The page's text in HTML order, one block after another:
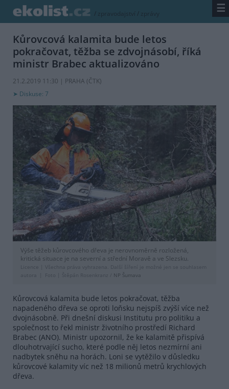
/ zpravodajství / zprávy ☰
Kůrovcová kalamita bude letos
pokračovat, těžba se zdvojnásobí, říká
ministr Brabec aktualizováno
21.2.2019 11:30 | PRAHA (ČTK)
Diskuse: 7
Výše těžeb kůrovcového dřeva je nerovnoměrně rozložená,
kritická situace je na severní a střední Moravě a ve Slezsku.
Licence |
Všechna práva vyhrazena. Další šíření je možné jen se souhlasem
autora
Foto | Štěpán Rosenkranz / NP Šumava
Kůrovcová kalamita bude letos pokračovat, těžba
napadeného dřeva se oproti loňsku nejspíš zvýší více než
dvojnásobně. Při dnešní diskusi Institutu pro politiku a
společnost to řekl ministr životního prostředí Richard
Brabec (ANO). Ministr upozornil, že ke kalamitě přispívá
dlouhotrvající sucho, které podle něj letos nezmírní ani
nadbytek sněhu na horách. Loni se vytěžilo v důsledku
kůrovcové kalamity víc než 18 milionů metrů krychlových
dřeva.